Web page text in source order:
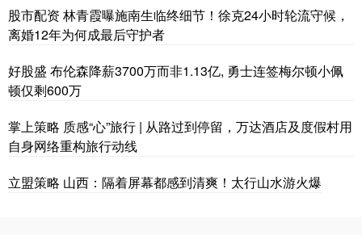
股市配资 林青霞曝施南生临终细节！徐克24小时轮流守候，
离婚12年为何成最后守护者
好股盛 布伦森降薪3700万而非1.13亿, 勇士连签梅尔顿小佩
顿仅剩600万
掌上策略 质感“心”旅行 | 从路过到停留，万达酒店及度假村用
自身网络重构旅行动线
立盟策略 山西：隔着屏幕都感到清爽！太行山水游火爆